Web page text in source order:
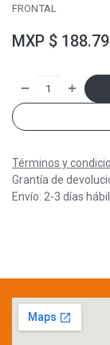
FRONTAL
MXP $ 188.79
Términos y
Grantía de
Envío: 2-3 días